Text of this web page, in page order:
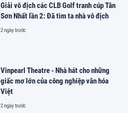
Giải vô địch các CLB Golf tranh cúp Tân
Sơn Nhất lần 2: Đã tìm ta nhà vô địch
2 ngày trước
Vinpearl Theatre - Nhà hát cho những
giấc mơ lớn của công nghiệp văn hóa
Việt
2 ngày trước